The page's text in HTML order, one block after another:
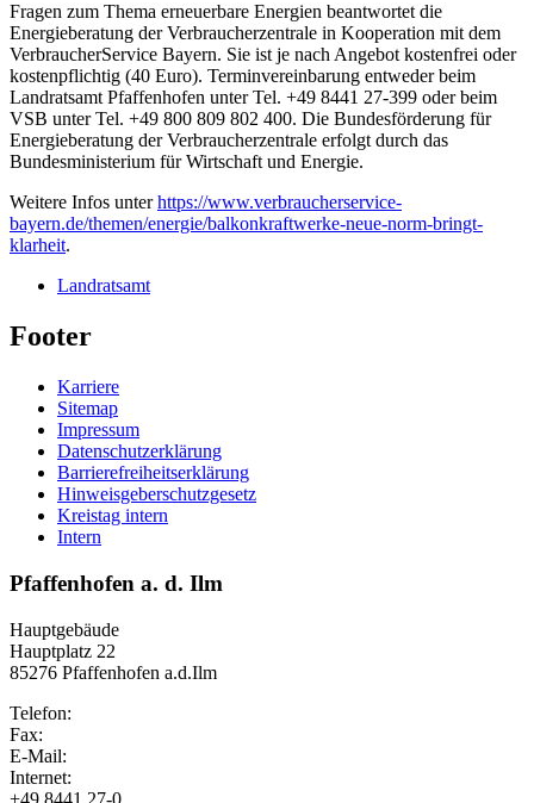
Fragen zum Thema erneuerbare Energien beantwortet die
Energieberatung der Verbraucherzentrale in Kooperation mit dem
VerbraucherService Bayern. Sie ist je nach Angebot kostenfrei oder
kostenpflichtig (40 Euro). Terminvereinbarung entweder beim
Landratsamt Pfaffenhofen unter Tel. +49 8441 27-399 oder beim
VSB unter Tel. +49 800 809 802 400. Die Bundesförderung für
Energieberatung der Verbraucherzentrale erfolgt durch das
Bundesministerium für Wirtschaft und Energie.
Weitere Infos unterhttps://www.verbraucherservice-
bayern.de/themen/energie/balkonkraftwerke-neue-norm-bringt-
klarheit.
Landratsamt
Footer
Karriere
Sitemap
Impressum
Datenschutzerklärung
Barrierefreiheitserklärung
Hinweisgeberschutzgesetz
Kreistag intern
Intern
Pfaffenhofen a. d. Ilm
Hauptgebäude
Hauptplatz 22
85276 Pfaffenhofen a.d.Ilm
Telefon:
Fax:
E-Mail:
Internet:
+49 8441 27-0